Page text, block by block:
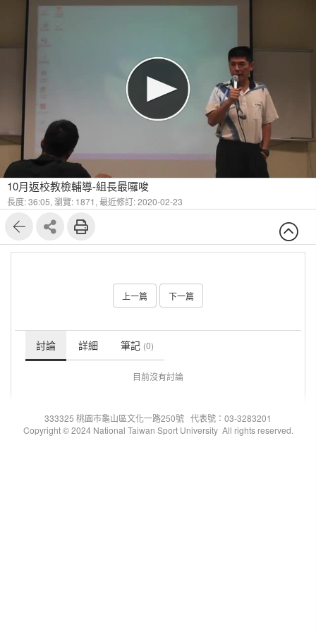
10月返校教檢輔導-組長最囉唆
長度: 36:05, 瀏覽: 1871, 最近修訂: 2020-02-23
上一篇 下一篇
討論 詳細 筆記 (0)
目前沒有討論
333325 桃園市龜山區文化一路250號 代表號：03-3283201
Copyright © 2024 National Taiwan Sport University All rights reserved.